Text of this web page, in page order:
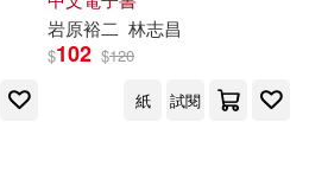
岩原裕二 林志昌
$102 $120
紙
試閱